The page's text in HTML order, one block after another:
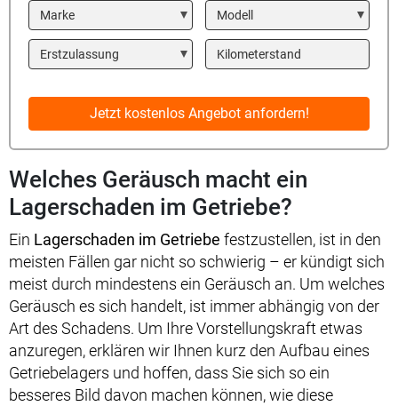
Marke Modell
Year Kilometerstand
Jetzt kostenlos Angebot anfordern!
Welches Geräusch macht ein
Lagerschaden im Getriebe?
Ein Lagerschaden im Getriebe festzustellen, ist in den
meisten Fällen gar nicht so schwierig – er kündigt sich
meist durch mindestens ein Geräusch an. Um welches
Geräusch es sich handelt, ist immer abhängig von der
Art des Schadens. Um Ihre Vorstellungskraft etwas
anzuregen, erklären wir Ihnen kurz den Aufbau eines
Getriebelagers und hoffen, dass Sie sich so ein
besseres Bild davon machen können, wie diese